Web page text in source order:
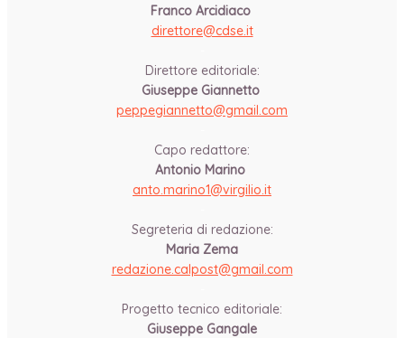
Franco Arcidiaco
direttore@cdse.it
Direttore editoriale:
Giuseppe Giannetto
peppegiannetto@gmail.com
Capo redattore:
Antonio Marino
anto.marino1@virgilio.it
Segreteria di redazione:
Maria Zema
redazione.calpost@gmail.com
Progetto tecnico editoriale:
Giuseppe Gangale